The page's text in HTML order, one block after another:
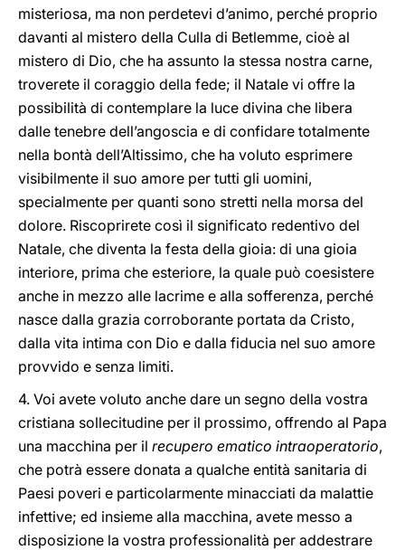
misteriosa, ma non perdetevi d’animo, perché proprio
davanti al mistero della Culla di Betlemme, cioè al
mistero di Dio, che ha assunto la stessa nostra carne,
troverete il coraggio della fede; il Natale vi offre la
possibilità di contemplare la luce divina che libera
dalle tenebre dell’angoscia e di confidare totalmente
nella bontà dell’Altissimo, che ha voluto esprimere
visibilmente il suo amore per tutti gli uomini,
specialmente per quanti sono stretti nella morsa del
dolore. Riscoprirete così il significato redentivo del
Natale, che diventa la festa della gioia: di una gioia
interiore, prima che esteriore, la quale può coesistere
anche in mezzo alle lacrime e alla sofferenza, perché
nasce dalla grazia corroborante portata da Cristo,
dalla vita intima con Dio e dalla fiducia nel suo amore
provvido e senza limiti.
4. Voi avete voluto anche dare un segno della vostra
cristiana sollecitudine per il prossimo, offrendo al Papa
una macchina per il recupero ematico intraoperatorio,
che potrà essere donata a qualche entità sanitaria di
Paesi poveri e particolarmente minacciati da malattie
infettive; ed insieme alla macchina, avete messo a
disposizione la vostra professionalità per addestrare